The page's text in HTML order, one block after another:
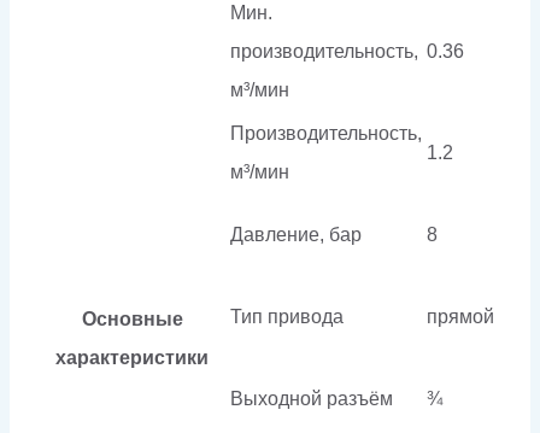
Основные
характеристики
Мин.
производительность,
м³/мин
0.36
Производительность,
м³/мин
1.2
Давление, бар 8
Тип привода прямой
Выходной разъём ¾